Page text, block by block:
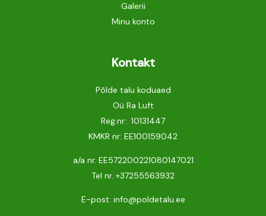
Galerii
Minu konto
Kontakt
Põlde talu koduaed
Oü Ra Luft
Reg.nr: 10131447
KMKR nr: EE100159042
a/a nr. EE572200221080147021
Tel nr. +37255563932
E-post: info@poldetalu.ee